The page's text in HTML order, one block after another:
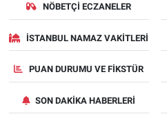
NÖBETÇI ECZANELER
İSTANBUL NAMAZ VAKITLERI
PUAN DURUMU VE FIKSTÜR
SON DAKIKA HABERLERI